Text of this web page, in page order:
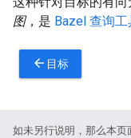
图，是 Bazel 查询工
arrow_back 目标
如未另行说明，那么本页